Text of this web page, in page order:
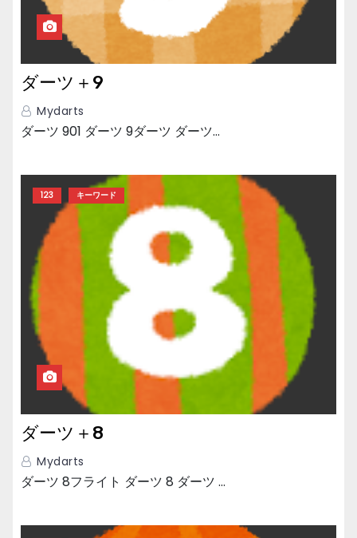
ダーツ＋9
Mydarts
ダーツ 901 ダーツ 9ダーツ ダーツ…
123 キーワード
ダーツ＋8
Mydarts
ダーツ 8フライト ダーツ 8 ダーツ …